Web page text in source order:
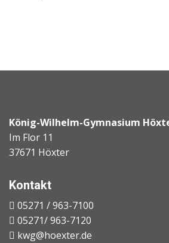
König-Wilhelm-Gymnasium
Im Flor 11
37671 Höxter
Kontakt
05271 / 963-7100
05271/ 963-7120
kwg@hoexter.de